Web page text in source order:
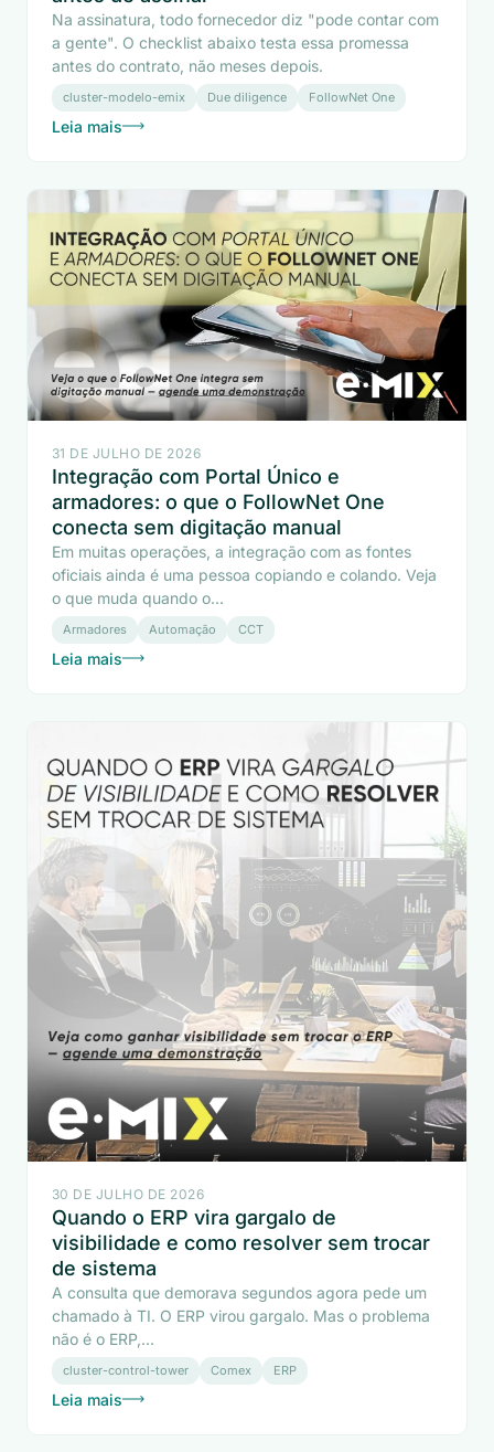
Na assinatura, todo fornecedor diz "pode contar com
a gente". O checklist abaixo testa essa promessa
antes do contrato, não meses depois.
cluster-modelo-emix Due diligence FollowNet One
Leia mais
31 DE JULHO DE 2026
Integração com Portal Único e
armadores: o que o FollowNet One
conecta sem digitação manual
Em muitas operações, a integração com as fontes
oficiais ainda é uma pessoa copiando e colando. Veja
o que muda quando o...
Armadores Automação CCT
Leia mais
30 DE JULHO DE 2026
Quando o ERP vira gargalo de
visibilidade e como resolver sem trocar
de sistema
A consulta que demorava segundos agora pede um
chamado à TI. O ERP virou gargalo. Mas o problema
não é o ERP,...
cluster-control-tower Comex ERP
Leia mais